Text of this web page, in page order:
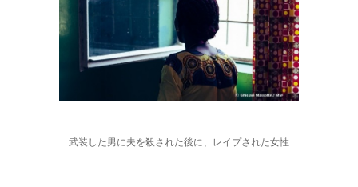
武装した男に夫を殺された後に、レイプされた女性